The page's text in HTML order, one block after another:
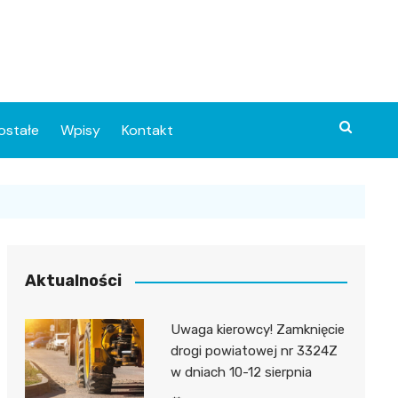
Wpisy Kontakt
Aktualności
Uwaga kierowcy! Zamknięcie
drogi powiatowej nr 3324Z
w dniach 10-12 sierpnia